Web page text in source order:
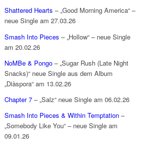
Shattered Hearts – „Good Morning America“ –
neue Single am 27.03.26
Smash Into Pieces – „Hollow“ – neue Single
am 20.02.26
NoMBe & Pongo – „Sugar Rush (Late Night
Snacks)“ neue Single aus dem Album
„Diàspora“ am 13.02.26
Chapter 7 – „Salz“ neue Single am 06.02.26
Smash Into Pieces & Within Temptation –
„Somebody Like You“ – neue Single am
09.01.26